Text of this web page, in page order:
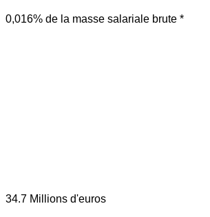
0,016% de la masse salariale brute *
34.7 Millions d'euros